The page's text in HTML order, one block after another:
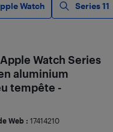
Watch Series 11
Watch Series
aluminium
tempête -
Web : 17414210